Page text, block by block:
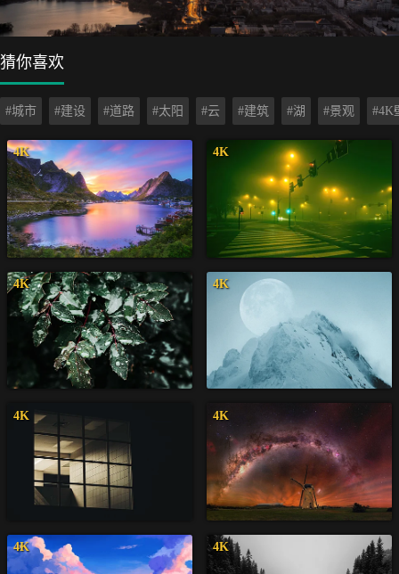
猜你喜欢
#城市 #建设 #道路 #太阳 #云 #建筑 #湖 #景观 #4K
4K 4K
4K 4K
4K 4K
4K 4K